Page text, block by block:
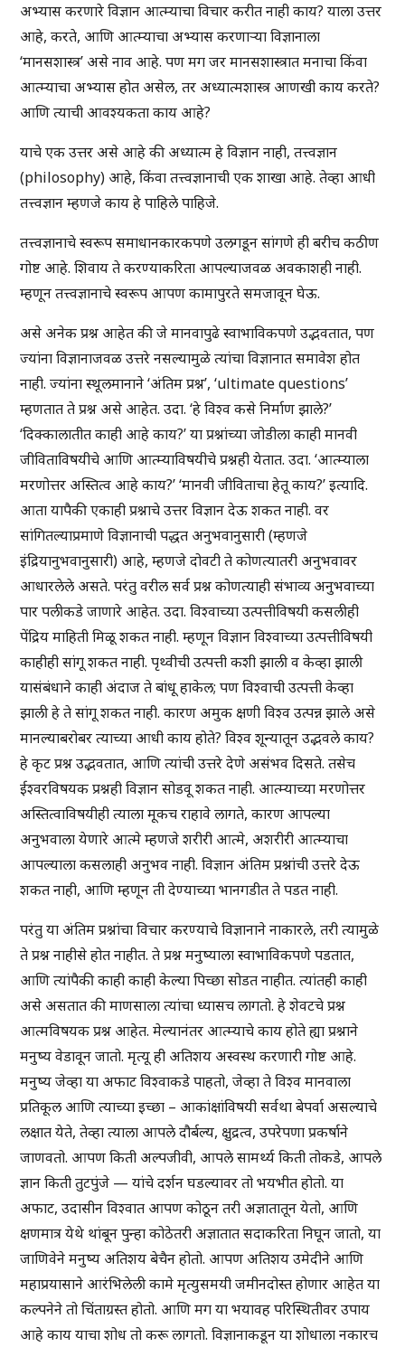
अभ्यास करणारे विज्ञान आत्म्याचा विचार करीत नाही काय? याला उत्तर
आहे, करते, आणि आत्म्याचा अभ्यास करणार्‍या विज्ञानाला
‘मानसशास्त्र’ असे नाव आहे. पण मग जर मानसशास्त्रात मनाचा किंवा
आत्म्याचा अभ्यास होत असेल, तर अध्यात्मशास्त्र आणखी काय करते?
आणि त्याची आवश्यकता काय आहे?
याचे एक उत्तर असे आहे की अध्यात्म हे विज्ञान नाही, तत्त्वज्ञान
(philosophy) आहे, किंवा तत्त्वज्ञानाची एक शाखा आहे. तेव्हा आधी
तत्त्वज्ञान म्हणजे काय हे पाहिले पाहिजे.
तत्त्वज्ञानाचे स्वरूप समाधानकारकपणे उलगडून सांगणे ही बरीच कठीण
गोष्ट आहे. शिवाय ते करण्याकरिता आपल्याजवळ अवकाशही नाही.
म्हणून तत्त्वज्ञानाचे स्वरूप आपण कामापुरते समजावून घेऊ.
असे अनेक प्रश्न आहेत की जे मानवापुढे स्वाभाविकपणे उद्भवतात, पण
ज्यांना विज्ञानाजवळ उत्तरे नसल्यामुळे त्यांचा विज्ञानात समावेश होत
नाही. ज्यांना स्थूलमानाने ‘अंतिम प्रश्न’, ‘ultimate questions’
म्हणतात ते प्रश्न असे आहेत. उदा. ‘हे विश्व कसे निर्माण झाले?’
‘दिक्कालातीत काही आहे काय?’ या प्रश्नांच्या जोडीला काही मानवी
जीविताविषयीचे आणि आत्म्याविषयीचे प्रश्नही येतात. उदा. ‘आत्म्याला
मरणोत्तर अस्तित्व आहे काय?’ ‘मानवी जीविताचा हेतू काय?’ इत्यादि.
आता यापैकी एकाही प्रश्नाचे उत्तर विज्ञान देऊ शकत नाही. वर
सांगितल्याप्रमाणे विज्ञानाची पद्धत अनुभवानुसारी (म्हणजे
इंद्रियानुभवानुसारी) आहे, म्हणजे दोवटी ते कोणत्यातरी अनुभवावर
आधारलेले असते. परंतु वरील सर्व प्रश्न कोणत्याही संभाव्य अनुभवाच्या
पार पलीकडे जाणारे आहेत. उदा. विश्वाच्या उत्पत्तीविषयी कसलीही
पेंद्रिय माहिती मिळू शकत नाही. म्हणून विज्ञान विश्वाच्या उत्पत्तीविषयी
काहीही सांगू शकत नाही. पृथ्वीची उत्पत्ती कशी झाली व केव्हा झाली
यासंबंधाने काही अंदाज ते बांधू हाकेल; पण विश्वाची उत्पत्ती केव्हा
झाली हे ते सांगू शकत नाही. कारण अमुक क्षणी विश्व उत्पन्न झाले असे
मानल्याबरोबर त्याच्या आधी काय होते? विश्व शून्यातून उद्भवले काय?
हे कृट प्रश्न उद्भवतात, आणि त्यांची उत्तरे देणे असंभव दिसते. तसेच
ईश्वरविषयक प्रश्नही विज्ञान सोडवू शकत नाही. आत्म्याच्या मरणोत्तर
अस्तित्वाविषयीही त्याला मूकच राहावे लागते, कारण आपल्या
अनुभवाला येणारे आत्मे म्हणजे शरीरी आत्मे, अशरीरी आत्म्याचा
आपल्याला कसलाही अनुभव नाही. विज्ञान अंतिम प्रश्नांची उत्तरे देऊ
शकत नाही, आणि म्हणून ती देण्याच्या भानगडीत ते पडत नाही.
परंतु या अंतिम प्रश्नांचा विचार करण्याचे विज्ञानाने नाकारले, तरी त्यामुळे
ते प्रश्न नाहीसे होत नाहीत. ते प्रश्न मनुष्याला स्वाभाविकपणे पडतात,
आणि त्यांपैकी काही काही केल्या पिच्छा सोडत नाहीत. त्यांतही काही
असे असतात की माणसाला त्यांचा ध्यासच लागतो. हे शेवटचे प्रश्न
आत्मविषयक प्रश्न आहेत. मेल्यानंतर आत्म्याचे काय होते ह्या प्रश्नाने
मनुष्य वेडावून जातो. मृत्यू ही अतिशय अस्वस्थ करणारी गोष्ट आहे.
मनुष्य जेव्हा या अफाट विश्वाकडे पाहतो, जेव्हा ते विश्व मानवाला
प्रतिकूल आणि त्याच्या इच्छा – आकांक्षांविषयी सर्वथा बेपर्वा असल्याचे
लक्षात येते, तेव्हा त्याला आपले दौर्बल्य, क्षुद्रत्व, उपरेपणा प्रकर्षाने
जाणवतो. आपण किती अल्पजीवी, आपले सामर्थ्य किती तोकडे, आपले
ज्ञान किती तुटपुंजे — यांचे दर्शन घडल्यावर तो भयभीत होतो. या
अफाट, उदासीन विश्वात आपण कोठून तरी अज्ञातातून येतो, आणि
क्षणमात्र येथे थांबून पुन्हा कोठेतरी अज्ञातात सदाकरिता निघून जातो, या
जाणिवेने मनुष्य अतिशय बेचैन होतो. आपण अतिशय उमेदीने आणि
महाप्रयासाने आरंभिलेली कामे मृत्युसमयी जमीनदोस्त होणार आहेत या
कल्पनेने तो चिंताग्रस्त होतो. आणि मग या भयावह परिस्थितीवर उपाय
आहे काय याचा शोध तो करू लागतो. विज्ञानाकडून या शोधाला नकारच